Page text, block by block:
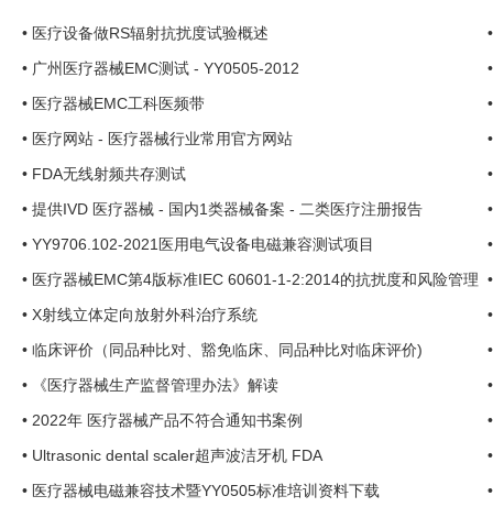
• 医疗设备做RS辐射抗扰度试验概述
• 广州医疗器械EMC测试 - YY0505-2012
• 医疗器械EMC工科医频带
• 医疗网站 - 医疗器械行业常用官方网站
• FDA无线射频共存测试
• 提供IVD 医疗器械 - 国内1类器械备案 - 二类医疗注册报告
• YY9706.102-2021医用电气设备电磁兼容测试项目
• 医疗器械EMC第4版标准IEC 60601-1-2:2014的抗扰度和风险管理
变化
• X射线立体定向放射外科治疗系统
• 临床评价（同品种比对、豁免临床、同品种比对临床评价)
•
《医疗器械生产监督管理办法》解读
• 2022年 医疗器械产品不符合通知书案例
• Ultrasonic dental scaler超声波洁牙机 FDA
• 医疗器械电磁兼容技术暨YY0505标准培训资料下载